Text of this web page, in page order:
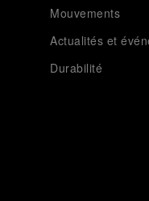
Mouvements
Actualités et
Durabilité